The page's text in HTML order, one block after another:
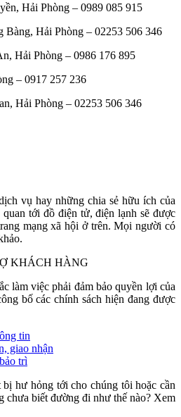
Hải Phòng – 0989 085 915
Bàng, Hải Phòng – 02253 506 346
Hải Phòng – 0986 176 895
– 0917 257 236
Hải Phòng – 02253 506 346
vụ hay những chia sẻ hữu ích của
tới đồ điện tử, điện lạnh sẽ được
mạng xã hội ở trên. Mọi người có
KHÁCH HÀNG
làm việc phải đảm bảo quyền lợi của
bố các chính sách hiện đang được
tin
giao nhận
trì
hư hỏng tới cho chúng tôi hoặc cần
chưa biết đường đi như thế nào? Xem